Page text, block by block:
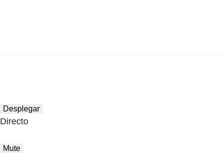
Desplegar
Directo
Mute